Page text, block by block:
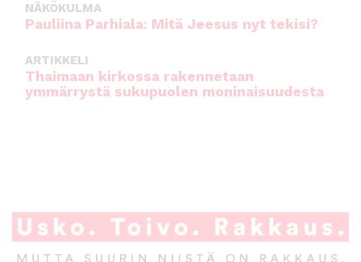
NÄKÖKULMA
Pauliina Parhiala: Mitä Jeesus nyt tekisi?
ARTIKKELI
Thaimaan kirkossa rakennetaan
ymmärrystä sukupuolen moninaisuudesta